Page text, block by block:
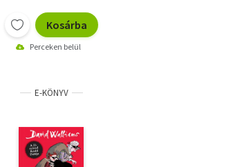
Kosárba
Perceken belül
E-KÖNYV